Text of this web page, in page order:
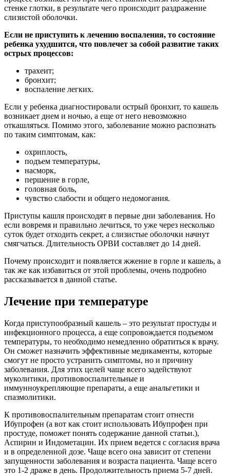
стенке глотки, в результате чего происходит раздражение
слизистой оболочки.
Если не приступить к лечению воспаления, то состояние
ребенка ухудшится, что повлечет за собой развитие таких
острых процессов:
трахеит;
бронхит;
воспаление легких.
Если у ребенка диагностировали острый бронхит, то кашель
возникает днем и ночью, а еще от него невозможно
откашляться. Помимо этого, заболевание можно распознать
по таким симптомам, как:
охриплость,
подъем температуры,
насморк,
першение в горле,
головная боль,
чувство слабости и общего недомогания.
Приступы кашля происходят в первые дни заболевания. Но
если вовремя и правильно лечиться, то уже через несколько
суток будет отходить секрет, а слизистые оболочки начнут
смягчаться. Длительность ОРВИ составляет до 14 дней.
Почему происходит и появляется жжение в горле и кашель, а
так же как избавиться от этой проблемы, очень подробно
рассказывается в данной статье.
Лечение при температуре
Когда приступообразный кашель – это результат простуды и
инфекционного процесса, а еще сопровождается подъемом
температуры, то необходимо немедленно обратиться к врачу.
Он сможет назначить эффективные медикаменты, которые
смогут не просто устранить симптомы, но и причину
заболевания. Для этих целей чаще всего задействуют
муколитики, противовоспалительные и
иммунноукрепляющие препараты, а еще анальгетики и
спазмолитики.
К противовоспалительным препаратам стоит отнести
Ибупрофен (а вот как стоит использовать Ибупрофен при
простуде, поможет понять содержание данной статьи.),
Аспирин и Индометацин. Их прием ведется с согласия врача
и в определенной дозе. Чаще всего она зависит от степени
запущенности заболевания и возраста пациента. Чаще всего
это 1-2 драже в день. Продолжительность приема 5-7 дней.